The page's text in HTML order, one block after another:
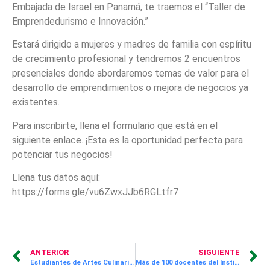
Embajada de Israel en Panamá, te traemos el “Taller de
Emprendedurismo e Innovación.”
Estará dirigido a mujeres y madres de familia con espíritu
de crecimiento profesional y tendremos 2 encuentros
presenciales donde abordaremos temas de valor para el
desarrollo de emprendimientos o mejora de negocios ya
existentes.
Para inscribirte, llena el formulario que está en el
siguiente enlace. ¡Esta es la oportunidad perfecta para
potenciar tus negocios!
Llena tus datos aquí:
https://forms.gle/vu6ZwxJJb6RGLtfr7
ANTERIOR
Estudiantes de Artes Culinarias presentan su Elevator Pitch y sorprenden con un “Brunch Creativo” a las Mentoras de Dell
SIGUIENTE
Más de 100 docentes del Instituto América se capacitan en Disciplina Positiva durante jornadas organizadas por Fundación JUPÁ